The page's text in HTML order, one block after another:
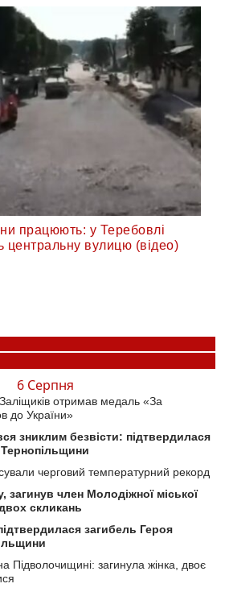
працюють: у Теребовлі
центральну вулицю (відео)
6 Серпня
отримав медаль «За
до України»
зниклим безвісти: підтвердилася
черговий температурний рекорд
загинув член Молодіжної міської
скликань
загибель Героя
Підволочищині: загинула жінка, двоє